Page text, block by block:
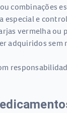
combinações
especial e
vermelha ou
adquiridos sem